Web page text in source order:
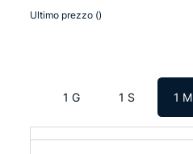
Ultimo prezzo ()
1 G 1 S 1 M